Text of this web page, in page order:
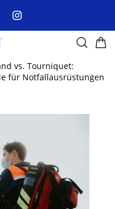
vs. Tourniquet:
für Notfallausrüstungen